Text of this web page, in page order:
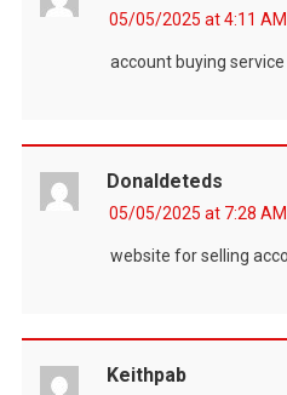
05/05/2025 at 4:11 AM
account buying service
Donaldeteds
05/05/2025 at 7:28 AM
website for selling
Keithpab